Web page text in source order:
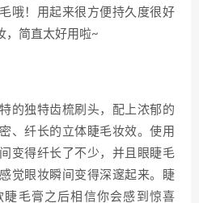
哦！用起来很方便持久度很好
，简直太好用啦~
的独特齿梳刷头，配上浓郁的
、纤长的立体睫毛妆效。使用
变得纤长了不少，并且眼睫毛
觉眼妆瞬间变得深邃起来。睫
毛膏之后相信你会感到惊喜